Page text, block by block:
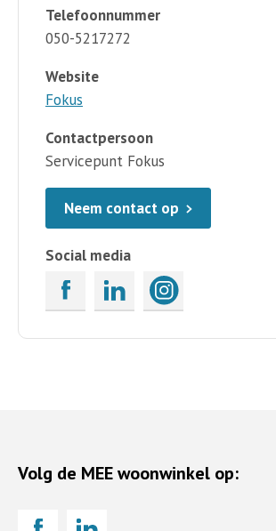
Telefoonnummer
050-5217272
Website
Fokus
Contactpersoon
Servicepunt Fokus
Neem contact op
Social media
Volg de MEE woonwinkel op: